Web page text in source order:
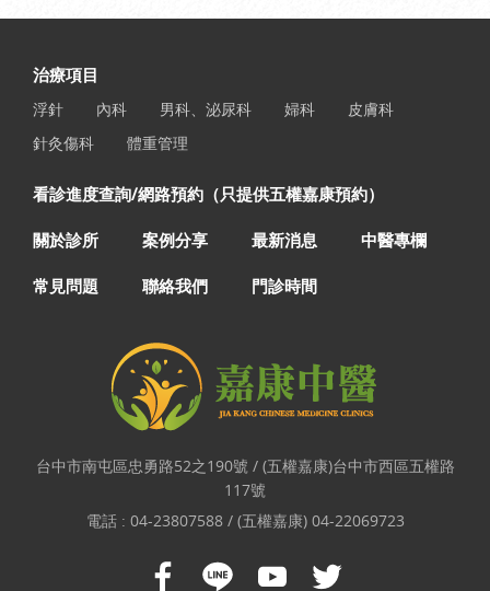
治療項目
浮針 內科 男科、泌尿科 婦科
皮膚科
針灸傷科
體重管理
看診進度查詢/網路預約（只提供五權嘉康預約）
關於診所 案例分享 最新消息 中醫專欄
常見問題 聯絡我們 門診時間
台中市南屯區忠勇路52之190號 / (五權嘉康)台中市西區五權路
117號
電話 : 04-23807588 / (五權嘉康) 04-22069723